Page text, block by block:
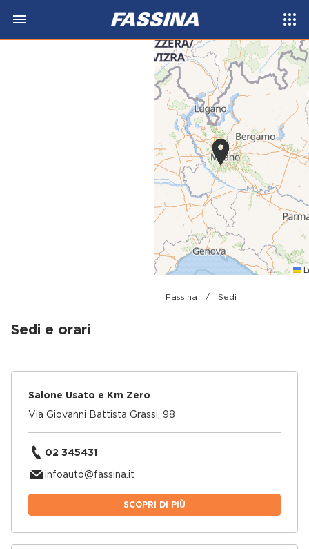
Fassina / Sedi
Sedi e orari
Salone Usato e Km Zero
Via Giovanni Battista Grassi, 98
02 345431
infoauto@fassina.it
SCOPRI DI PIÙ